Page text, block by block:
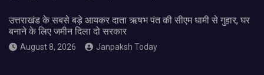
उत्तराखंड के सबसे बड़े आयकर दाता ऋषभ पंत की सीएम धामी से गुहार, घर
बनाने के लिए जमीन दिला दो सरकार
August 8, 2026 Janpaksh Today